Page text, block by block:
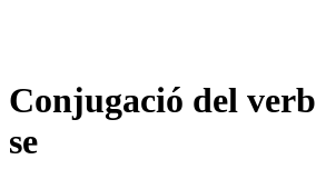
Conjugació del verb
se